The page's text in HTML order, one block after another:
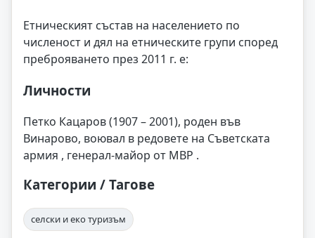
Етническият състав на населението по
численост и дял на етническите групи според
преброяването през 2011 г. е:
Личности
Петко Кацаров (1907 – 2001), роден във
Винарово, воювал в редовете на Съветската
армия , генерал-майор от МВР .
Категории / Тагове
селски и еко туризъм